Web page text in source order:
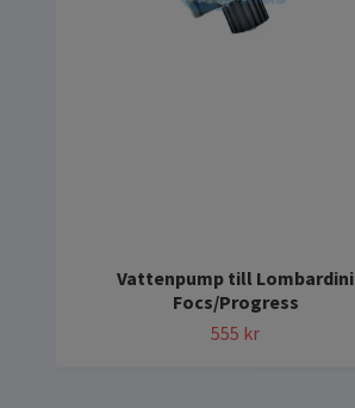
Vattenpump till Lombardini
Focs/Progress
555 kr